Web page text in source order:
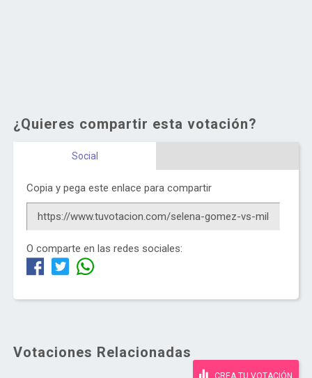
¿Quieres compartir esta votación?
Social
Copia y pega este enlace para compartir
O comparte en las redes sociales:
Votaciones Relacionadas
CREA TU VOTACIÓN